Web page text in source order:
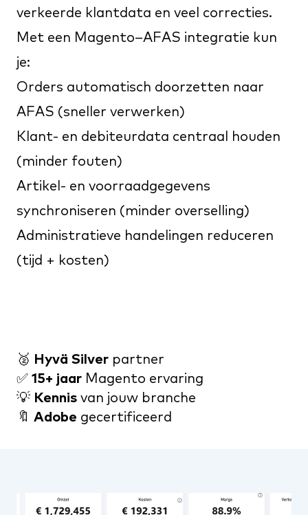
verkeerde klantdata en veel correcties.
Met een Magento–AFAS integratie kun
je:
Orders automatisch doorzetten naar
AFAS (sneller verwerken)
Klant- en debiteurdata centraal houden
(minder fouten)
Artikel- en voorraadgegevens
synchroniseren (minder overselling)
Administratieve handelingen reduceren
(tijd + kosten)
🥈 Hyvä Silver partner
✅ 15+ jaar Magento ervaring
💡 Kennis van jouw branche
🔖 Adobe gecertificeerd